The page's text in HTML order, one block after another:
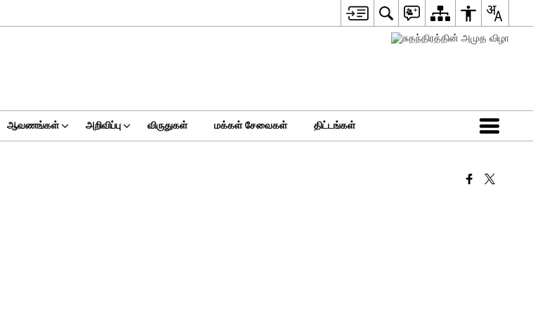
ஆவணங்கள் அறிவிப்பு விருதுகள் மக்கள் சேவைகள் திட்டங்கள்